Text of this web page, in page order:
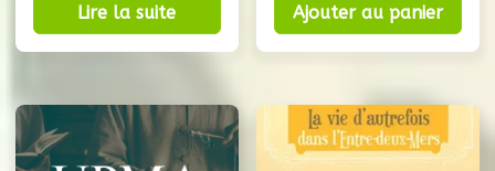
Lire la suite Ajouter au panier